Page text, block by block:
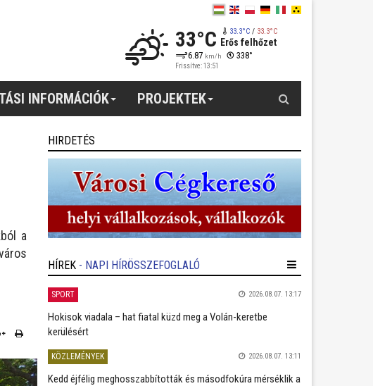
33°C 33.3°C/ 33.3°C
Erős felhőzet
6.87 km/h 338°
Frissítve: 13:51
INFORMÁCIÓK PROJEKTEK
a
HIRDETÉS
HÍREK - NAPI HÍRÖSSZEFOGLALÓ
SPORT 2026.08.07. 13:17
Hokisok viadala – hat fiatal küzd meg a Volán-keretbe
kerülésért
KÖZLEMÉNYEK 2026.08.07. 13:11
Kedd éjfélig meghosszabbították és másodfokúra mérséklik a